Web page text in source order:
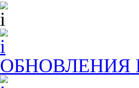
ОБНОВЛЕНИЯ